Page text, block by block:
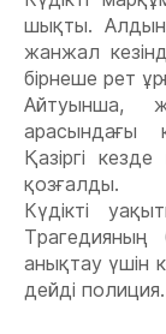
шықты.
жанжал
бірнеше рет
Айтуынша,
арасындағы
Қазіргі
қозғалды.
Күдікті
анықтау үшін
дейді полиция.